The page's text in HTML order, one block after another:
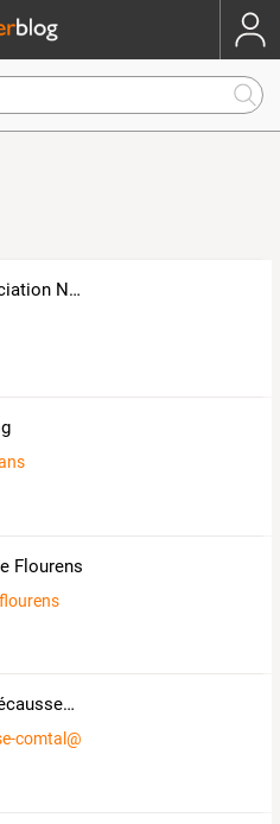
ANAB Association Nature Alsace Bossue
Flourens
http://comitécaussecomtal.over-blog.com/
comtal@laposte.net